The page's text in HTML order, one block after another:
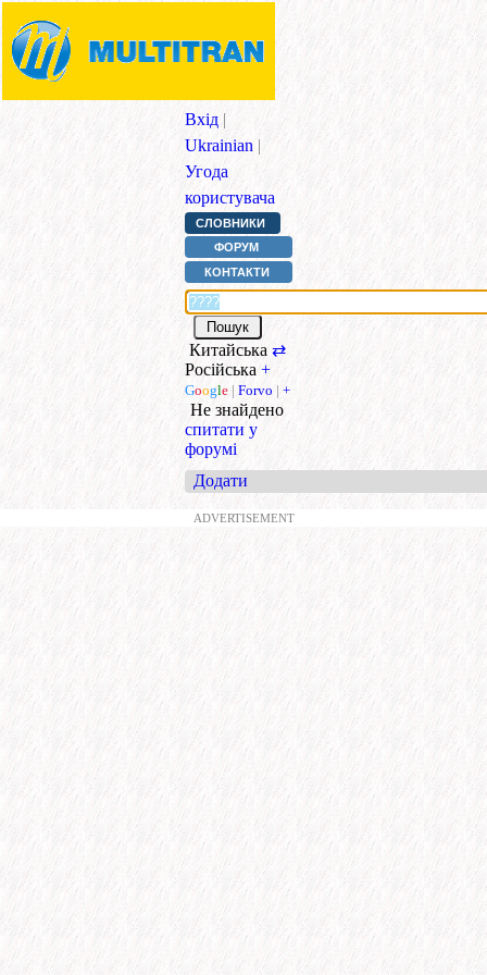
Вхід |
Ukrainian |
Угода
користувача
СЛОВНИКИ
ФОРУМ
КОНТАКТИ
Китайська ⇄
Російська+
Google | Forvo | +
Не знайдено
спитати у
форумі
Додати
ADVERTISEMENT